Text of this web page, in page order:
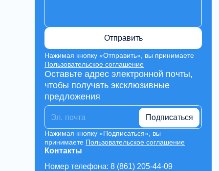
Контакты
Номер телефона: 8 (861) 205-44-09
Отправить
Нажимая кнопку «Отправить», вы принимаете
Пользовательское соглашение
Оставьте адрес электронной почты,
чтобы получать эксклюзивные
предложения
Подписаться
Нажимая кнопку «Подписаться», вы
принимаете Пользовательское соглашение